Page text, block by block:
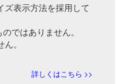
ズ表示方法を採用して
ではありません。
。
詳しくはこちら >>